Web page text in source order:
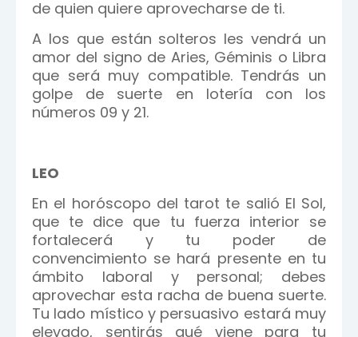
de quien quiere aprovecharse de ti.
A los que están solteros les vendrá un
amor del signo de Aries, Géminis o Libra
que será muy compatible. Tendrás un
golpe de suerte en lotería con los
números 09 y 21.
LEO
En el horóscopo del tarot te salió El Sol,
que te dice que tu fuerza interior se
fortalecerá y tu poder de
convencimiento se hará presente en tu
ámbito laboral y personal; debes
aprovechar esta racha de buena suerte.
Tu lado místico y persuasivo estará muy
elevado, sentirás qué viene para tu